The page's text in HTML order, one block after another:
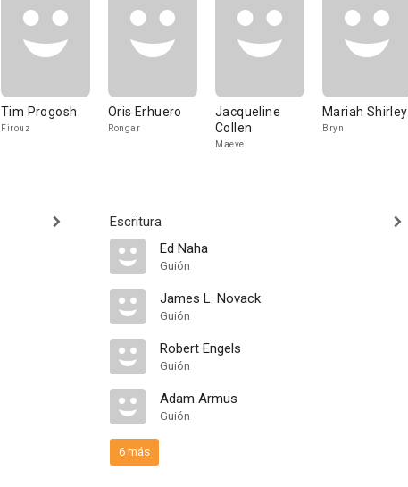
Tim Progosh
Firouz
Oris Erhuero
Rongar
Jacqueline
Collen
Maeve
Mariah Shirley
Bryn
Escritura
Ed Naha
Guión
James L. Novack
Guión
Robert Engels
Guión
Adam Armus
Guión
6 más